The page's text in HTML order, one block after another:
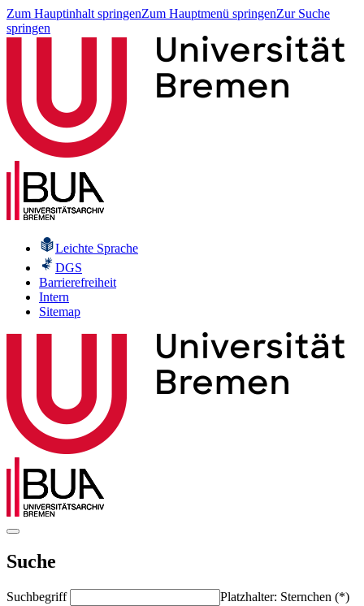
Zum Hauptinhalt springenZum Hauptmenü springenZur Suche
springen
Leichte Sprache
DGS
Barrierefreiheit
Intern
Sitemap
Suche
Suchbegriff
Platzhalter: Sternchen (*)